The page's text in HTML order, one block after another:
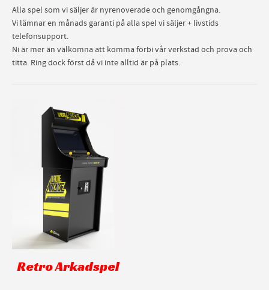
Alla spel som vi säljer är nyrenoverade och genomgångna.
Vi lämnar en månads garanti på alla spel vi säljer + livstids
telefonsupport.
Ni är mer än välkomna att komma förbi vår verkstad och prova och
titta. Ring dock först då vi inte alltid är på plats.
Retro Arkadspel